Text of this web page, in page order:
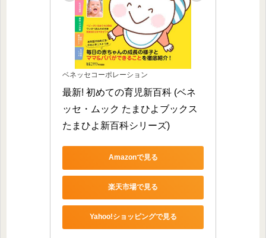
ベネッセコーポレーション
最新! 初めての育児新百科 (ベネ
ッセ・ムック たまひよブックス
たまひよ新百科シリーズ)
Amazonで見る
楽天市場で見る
Yahoo!ショッピングで見る